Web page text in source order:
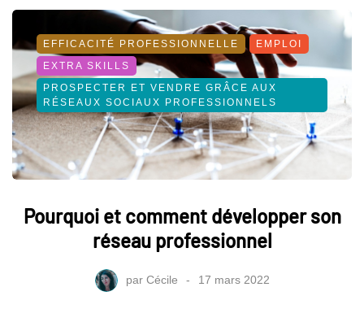
EFFICACITÉ PROFESSIONNELLE
EMPLOI
EXTRA SKILLS
PROSPECTER ET VENDRE GRÂCE AUX
RÉSEAUX SOCIAUX PROFESSIONNELS
Pourquoi et comment développer son
réseau professionnel
par Cécile 17 mars 2022